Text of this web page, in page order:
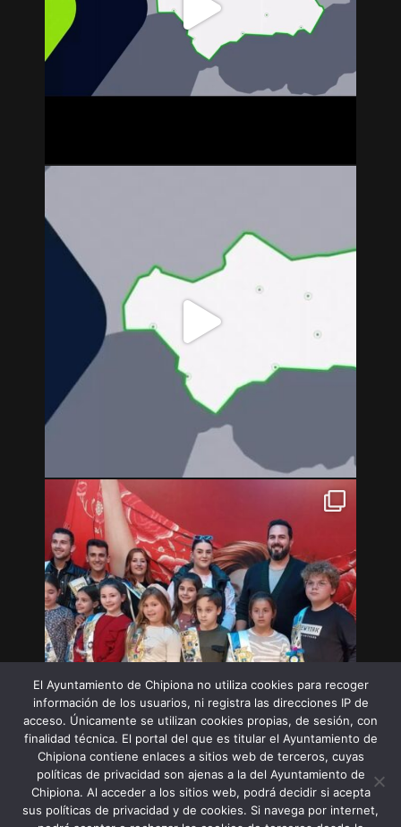
Síguenos en Instagram
El Ayuntamiento de Chipiona no utiliza cookies para recoger
información de los usuarios, ni registra las direcciones IP de
acceso. Únicamente se utilizan cookies propias, de sesión, con
finalidad técnica. El portal del que es titular el Ayuntamiento de
Chipiona contiene enlaces a sitios web de terceros, cuyas
políticas de privacidad son ajenas a la del Ayuntamiento de
Chipiona. Al acceder a los sitios web, podrá decidir si acepta
sus políticas de privacidad y de cookies. Si navega por internet,